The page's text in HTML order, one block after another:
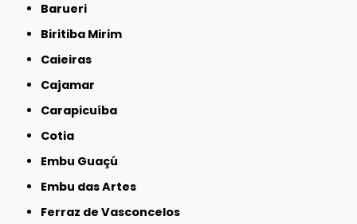
Barueri
Biritiba Mirim
Caieiras
Cajamar
Carapicuíba
Cotia
Embu Guaçú
Embu das Artes
Ferraz de Vasconcelos